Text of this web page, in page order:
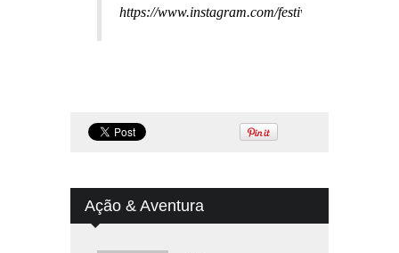
https://www.instagram.com/festivaldevelas/
Ação & Aventura